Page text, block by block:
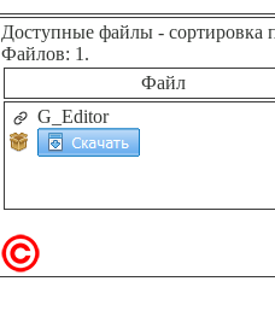
Доступные файлы - сортировка
Файлов: 1.
Файл
G_Editor